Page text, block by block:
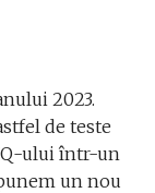
2023.
de teste
ului într-un
un nou